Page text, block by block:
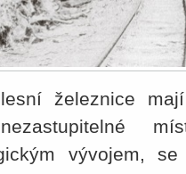
železnice
vývojem,